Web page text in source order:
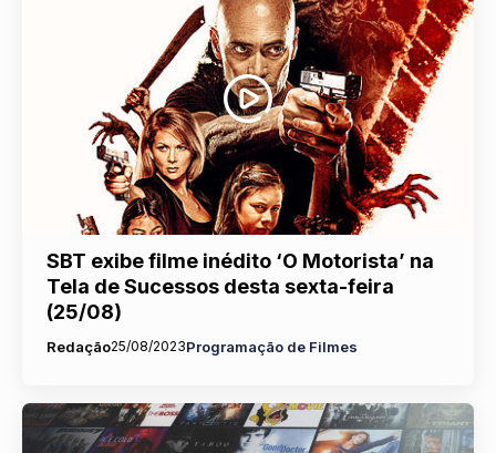
SBT exibe filme inédito ‘O Motorista’ na
Tela de Sucessos desta sexta-feira
(25/08)
Redação25/08/2023Programação de Filmes